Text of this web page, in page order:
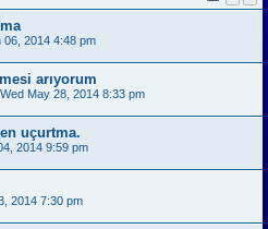
06, 2014 4:48 pm
arıyorum
Wed May 28, 2014 8:33 pm
uçurtma.
2014 9:59 pm
2014 7:30 pm